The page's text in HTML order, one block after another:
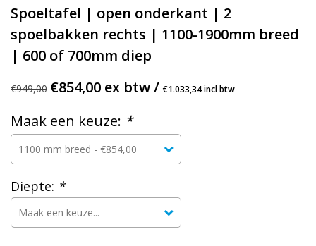
Spoeltafel | open onderkant | 2
spoelbakken rechts | 1100-1900mm breed
| 600 of 700mm diep
€949,00 €854,00 ex btw /€1.033,34 incl btw
Maak een keuze: *
Diepte: *